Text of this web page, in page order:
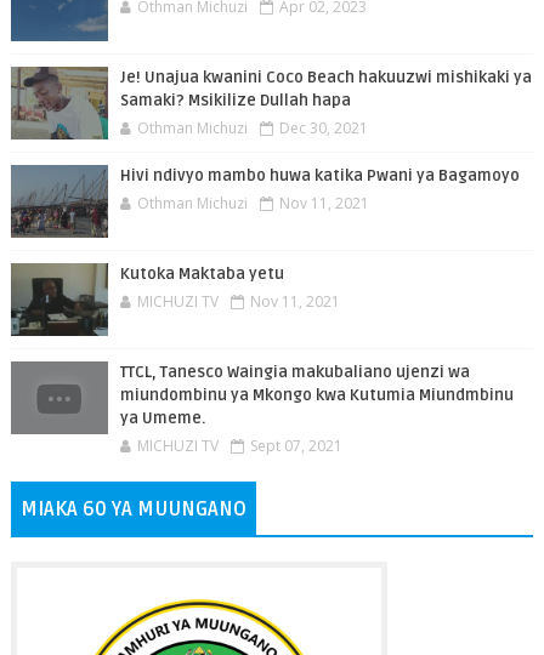
Othman Michuzi Apr 02, 2023
Je! Unajua kwanini Coco Beach hakuuzwi mishikaki ya
Samaki? Msikilize Dullah hapa
Othman Michuzi Dec 30, 2021
Hivi ndivyo mambo huwa katika Pwani ya Bagamoyo
Othman Michuzi Nov 11, 2021
Kutoka Maktaba yetu
MICHUZI TV Nov 11, 2021
TTCL, Tanesco Waingia makubaliano ujenzi wa
miundombinu ya Mkongo kwa Kutumia Miundmbinu
ya Umeme.
MICHUZI TV Sept 07, 2021
MIAKA 60 YA MUUNGANO